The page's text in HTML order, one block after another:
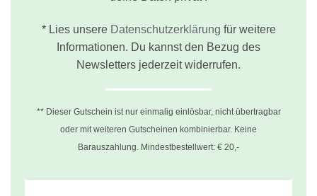
* Lies unsere Datenschutzerklärung für weitere
Informationen. Du kannst den Bezug des
Newsletters jederzeit widerrufen.
** Dieser Gutschein ist nur einmalig einlösbar, nicht übertragbar
oder mit weiteren Gutscheinen kombinierbar. Keine
Barauszahlung. Mindestbestellwert: € 20,-